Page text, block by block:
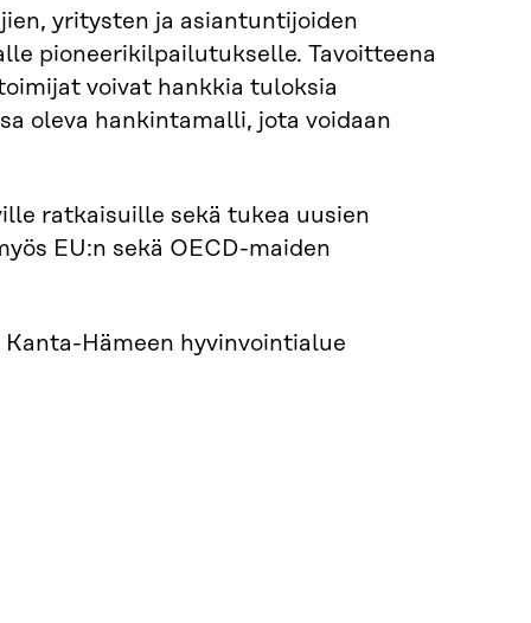
yritysten ja asiantuntijoiden
pioneerikilpailutukselle. Tavoitteena
voivat hankkia tuloksia
oleva hankintamalli, jota voidaan
ratkaisuille sekä tukea uusien
EU:n sekä OECD-maiden
Hämeen hyvinvointialue